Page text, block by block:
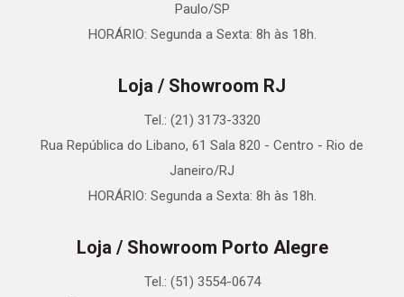
Paulo/SP
HORÁRIO: Segunda a Sexta: 8h às 18h.
Loja / Showroom RJ
Tel.: (21) 3173-3320
Rua República do Libano, 61 Sala 820 - Centro - Rio de
Janeiro/RJ
HORÁRIO: Segunda a Sexta: 8h às 18h.
Loja / Showroom Porto Alegre
Tel.: (51) 3554-0674